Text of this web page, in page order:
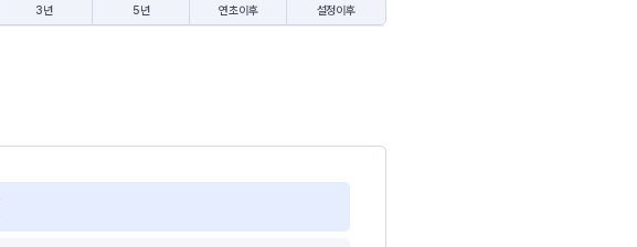
3년 5년 연초이후 설정이후